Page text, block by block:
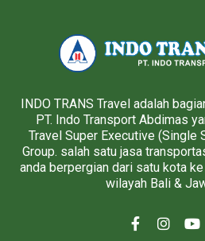
INDO TRANS Travel adalah
PT. Indo Transport Abdimas
Travel Super Executive (Single
Group. salah satu jasa
anda berpergian dari satu kota
wilayah Bali &